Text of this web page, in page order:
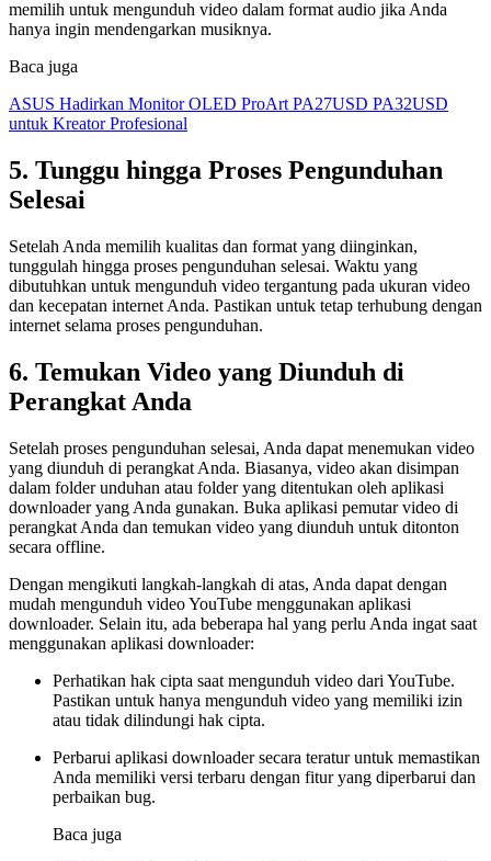
memilih untuk mengunduh video dalam format audio jika Anda
hanya ingin mendengarkan musiknya.
Baca juga
ASUS Hadirkan Monitor OLED ProArt PA27USD PA32USD
untuk Kreator Profesional
5. Tunggu hingga Proses Pengunduhan
Selesai
Setelah Anda memilih kualitas dan format yang diinginkan,
tunggulah hingga proses pengunduhan selesai. Waktu yang
dibutuhkan untuk mengunduh video tergantung pada ukuran video
dan kecepatan internet Anda. Pastikan untuk tetap terhubung dengan
internet selama proses pengunduhan.
6. Temukan Video yang Diunduh di
Perangkat Anda
Setelah proses pengunduhan selesai, Anda dapat menemukan video
yang diunduh di perangkat Anda. Biasanya, video akan disimpan
dalam folder unduhan atau folder yang ditentukan oleh aplikasi
downloader yang Anda gunakan. Buka aplikasi pemutar video di
perangkat Anda dan temukan video yang diunduh untuk ditonton
secara offline.
Dengan mengikuti langkah-langkah di atas, Anda dapat dengan
mudah mengunduh video YouTube menggunakan aplikasi
downloader. Selain itu, ada beberapa hal yang perlu Anda ingat saat
menggunakan aplikasi downloader:
Perhatikan hak cipta saat mengunduh video dari YouTube.
Pastikan untuk hanya mengunduh video yang memiliki izin
atau tidak dilindungi hak cipta.
Perbarui aplikasi downloader secara teratur untuk memastikan
Anda memiliki versi terbaru dengan fitur yang diperbarui dan
perbaikan bug.
Baca juga